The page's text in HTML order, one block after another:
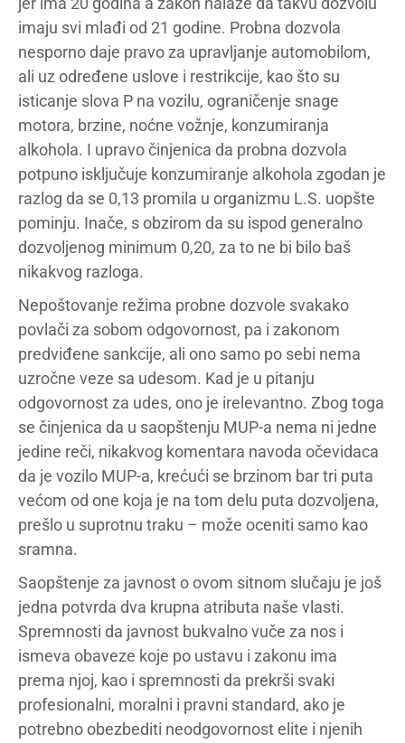
imaju svi mlađi od 21 godine. Probna dozvola
nesporno daje pravo za upravljanje automobilom,
ali uz određene uslove i restrikcije, kao što su
isticanje slova P na vozilu, ograničenje snage
motora, brzine, noćne vožnje, konzumiranja
alkohola. I upravo činjenica da probna dozvola
potpuno isključuje konzumiranje alkohola zgodan je
razlog da se 0,13 promila u organizmu L.S. uopšte
pominju. Inače, s obzirom da su ispod generalno
dozvoljenog minimum 0,20, za to ne bi bilo baš
nikakvog razloga.
Nepoštovanje režima probne dozvole svakako
povlači za sobom odgovornost, pa i zakonom
predviđene sankcije, ali ono samo po sebi nema
uzročne veze sa udesom. Kad je u pitanju
odgovornost za udes, ono je irelevantno. Zbog toga
se činjenica da u saopštenju MUP-a nema ni jedne
jedine reči, nikakvog komentara navoda očevidaca
da je vozilo MUP-a, krećući se brzinom bar tri puta
većom od one koja je na tom delu puta dozvoljena,
prešlo u suprotnu traku – može oceniti samo kao
sramna.
Saopštenje za javnost o ovom sitnom slučaju je još
jedna potvrda dva krupna atributa naše vlasti.
Spremnosti da javnost bukvalno vuče za nos i
ismeva obaveze koje po ustavu i zakonu ima
prema njoj, kao i spremnosti da prekrši svaki
profesionalni, moralni i pravni standard, ako je
potrebno obezbediti neodgovornost elite i njenih